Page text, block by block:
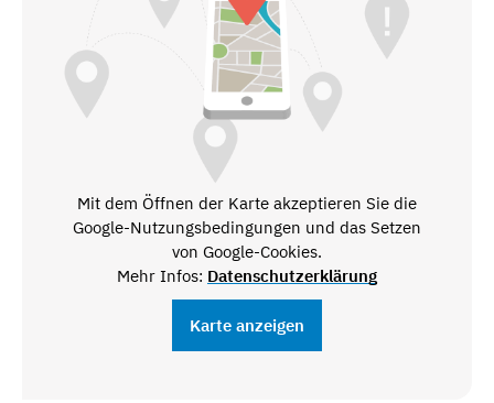
Mit dem Öffnen der Karte akzeptieren Sie die
Google-Nutzungsbedingungen und das Setzen
von Google-Cookies.
Mehr Infos: Datenschutzerklärung
Karte anzeigen